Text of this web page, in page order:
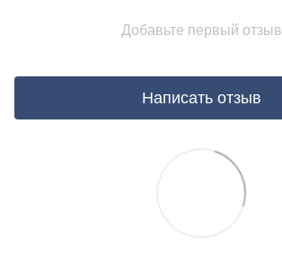
Добавьте первый отзыв
Написать отзыв